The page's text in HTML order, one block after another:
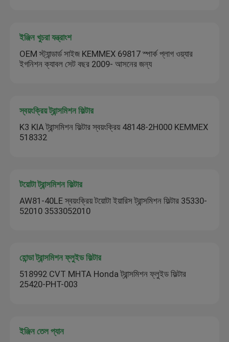
ইঞ্জিন খুচরা যন্ত্রাংশ
OEM স্ট্যান্ডার্ড সাইজ KEMMEX 69817 স্পার্ক প্লাগ ওয়্যার
ইগনিশন ক্যাবল সেট বছর 2009- আসনের জন্য
স্বয়ংক্রিয় ট্রান্সমিশন ফিল্টার
K3 KIA ট্রান্সমিশন ফিল্টার স্বয়ংক্রিয় 48148-2H000 KEMMEX
518332
টয়োটা ট্রান্সমিশন ফিল্টার
AW81-40LE স্বয়ংক্রিয় টয়োটা ইয়ারিস ট্রান্সমিশন ফিল্টার 35330-
52010 3533052010
হোন্ডা ট্রান্সমিশন ফ্লুইড ফিল্টার
518992 CVT MHTA Honda ট্রান্সমিশন ফ্লুইড ফিল্টার
25420-PHT-003
ইঞ্জিন তেল প্যান